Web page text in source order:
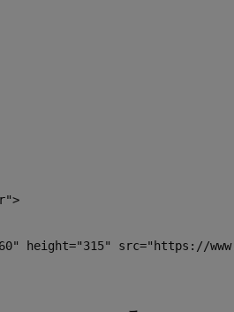
src="https://